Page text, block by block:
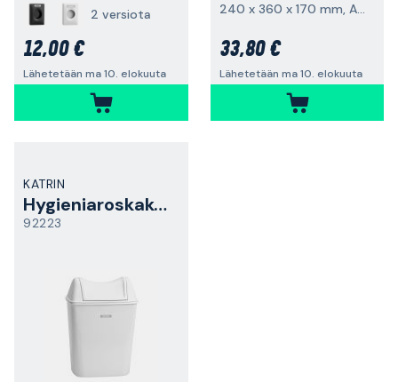
2 versiota
12,00 €
Lähetetään ma 10. elokuuta
240 x 360 x 170 mm, ABS-muovia
33,80 €
Lähetetään ma 10. elokuuta
KATRIN
Hygieniaroskakori
92223